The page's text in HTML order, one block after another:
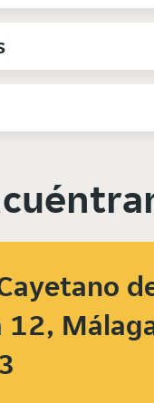
12,